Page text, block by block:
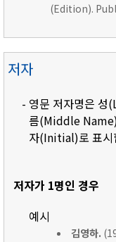
(Edition).
저자
- 영문 저자명은
름(Middle
자(Initial)로 표시
저자가 1명인 경우
예시
김영하.